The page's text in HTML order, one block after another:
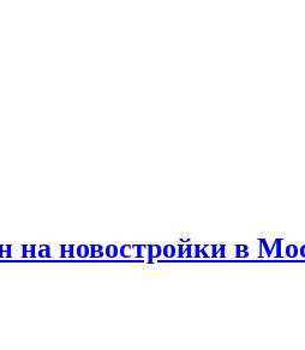
на новостройки в